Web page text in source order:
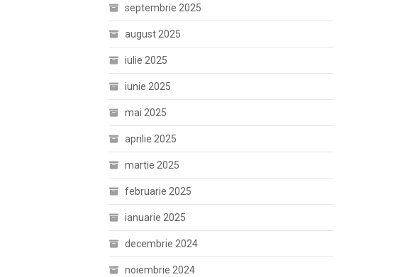
septembrie 2025
august 2025
iulie 2025
iunie 2025
mai 2025
aprilie 2025
martie 2025
februarie 2025
ianuarie 2025
decembrie 2024
noiembrie 2024